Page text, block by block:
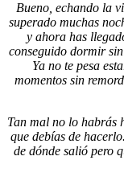
Bueno, echando la
superado muchas
y ahora has
conseguido dormir
Ya no te pesa
momentos sin
Tan mal no lo habrás
que debías de
de dónde salió pero